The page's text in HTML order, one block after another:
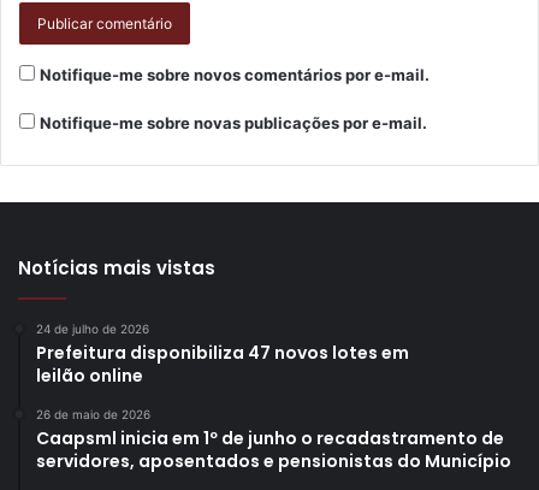
Balanço mas não cai
Com Plantão Sorriso (PR)
Horário: 19h
O espetáculo contará com interpretação em Libras e
audiodescrição
Dia 20 de junho – sábado
Mesa-redonda “Palhaçaria no hospital”: Doutores da
Alegria (SP), Enfermaria do Riso (RJ) e Cirurgiões da
Alegria (SP) com mediação do Plantão Sorriso (PR)
Horário: 10h às 11h30
O encontro terá acessibilidade em Libras e
audiodescrição, além de transmissão ao vivo pelos canais
do grupo no YouTube e Instagram
Notifique-me sobre novos comentários por e-mail.
Notifique-me sobre novas publicações por e-mail.
Notícias mais vistas
24 de julho de 2026
Prefeitura disponibiliza 47 novos lotes em
leilão online
26 de maio de 2026
Caapsml inicia em 1º de junho o recadastramento de
servidores, aposentados e pensionistas do Município